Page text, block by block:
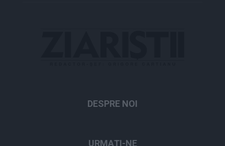
DESPRE NOI
URMAȚI-NE